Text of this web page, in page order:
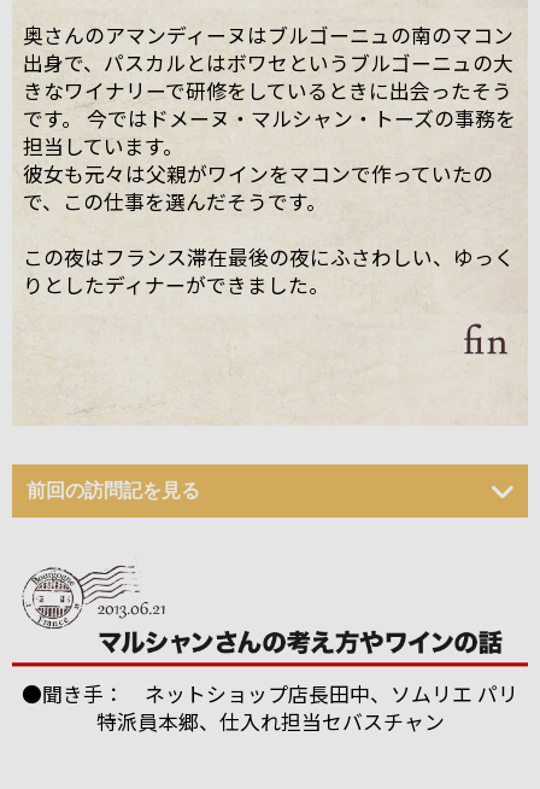
奥さんのアマンディーヌはブルゴーニュの南のマコン
出身で、パスカルとはボワセというブルゴーニュの大
きなワイナリーで研修をしているときに出会ったそう
です。 今ではドメーヌ・マルシャン・トーズの事務を
担当しています。
彼女も元々は父親がワインをマコンで作っていたの
で、この仕事を選んだそうです。
この夜はフランス滞在最後の夜にふさわしい、ゆっく
りとしたディナーができました。
前回の訪問記を見る
●聞き手： ネットショップ店長田中、ソムリエ パリ
特派員本郷、仕入れ担当セバスチャン